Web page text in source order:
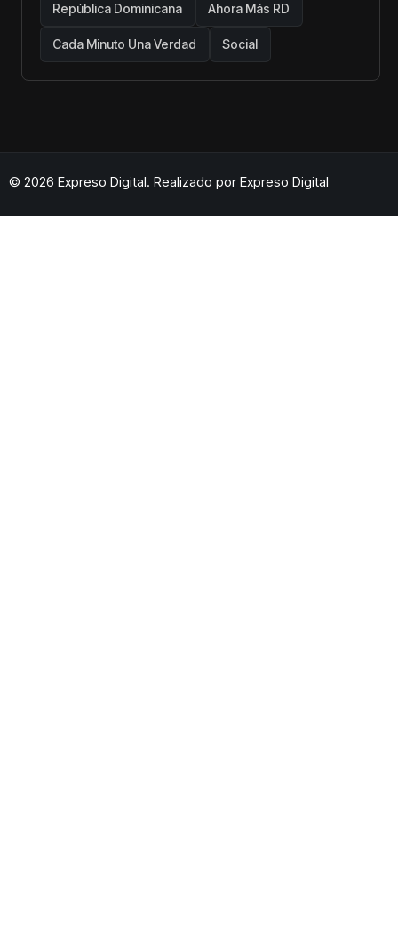
República Dominicana Ahora Más RD
Cada Minuto Una Verdad Social
© 2026 Expreso Digital. Realizado por Expreso Digital